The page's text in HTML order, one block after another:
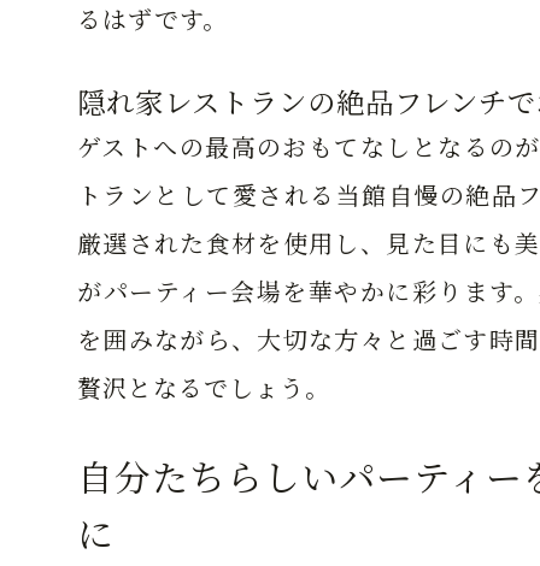
るはずです。
隠れ家レストランの絶品フレンチ
ゲストへの最高のおもてなしとなるの
トランとして愛される当館自慢の絶品
厳選された食材を使用し、見た目にも
がパーティー会場を華やかに彩ります
を囲みながら、大切な方々と過ごす時
贅沢となるでしょう。
自分たちらしいパーティー
に